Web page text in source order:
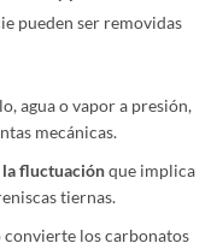
pueden ser removidas
agua o vapor a presión,
mecánicas.
la fluctuaciónque implica
tiernas.
convierte los carbonatos